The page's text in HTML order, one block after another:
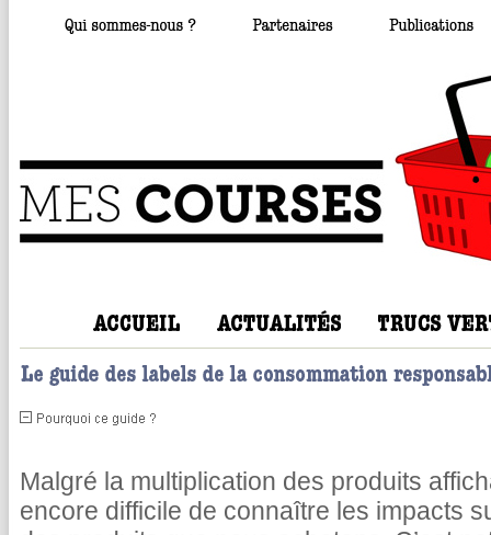
Malgré la multiplication des produits
encore difficile de connaître les impacts